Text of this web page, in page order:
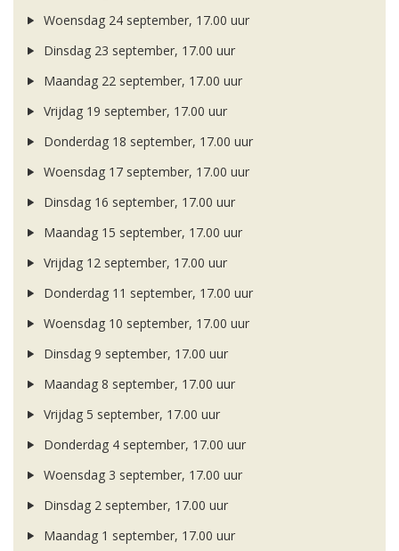
Woensdag 24 september, 17.00 uur
Dinsdag 23 september, 17.00 uur
Maandag 22 september, 17.00 uur
Vrijdag 19 september, 17.00 uur
Donderdag 18 september, 17.00 uur
Woensdag 17 september, 17.00 uur
Dinsdag 16 september, 17.00 uur
Maandag 15 september, 17.00 uur
Vrijdag 12 september, 17.00 uur
Donderdag 11 september, 17.00 uur
Woensdag 10 september, 17.00 uur
Dinsdag 9 september, 17.00 uur
Maandag 8 september, 17.00 uur
Vrijdag 5 september, 17.00 uur
Donderdag 4 september, 17.00 uur
Woensdag 3 september, 17.00 uur
Dinsdag 2 september, 17.00 uur
Maandag 1 september, 17.00 uur